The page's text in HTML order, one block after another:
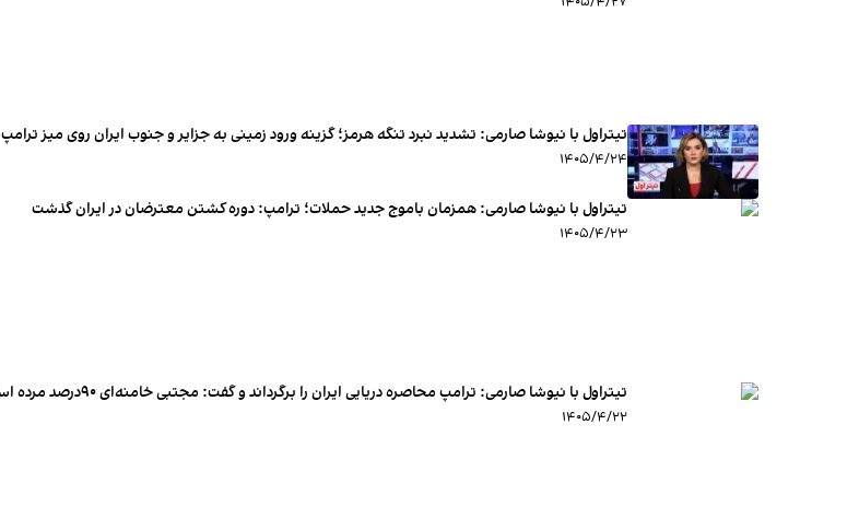
تیتراول با نیوشا صارمی: تشدید نبرد تنگه هرمز؛ گزینه ورود زمینی به جزایر و جنوب ایران روی میز ترامپ
۱۴۰۵/۴/۲۴
تیتراول با نیوشا صارمی: همزمان باموج جدید حملات؛ ترامپ: دوره کشتن معترضان در ایران گذشت
۱۴۰۵/۴/۲۳
تیتراول با نیوشا صارمی: ترامپ محاصره دریایی ایران را برگرداند و گفت: مجتبی خامنه‌ای ۹۰درصد مرده است
۱۴۰۵/۴/۲۲